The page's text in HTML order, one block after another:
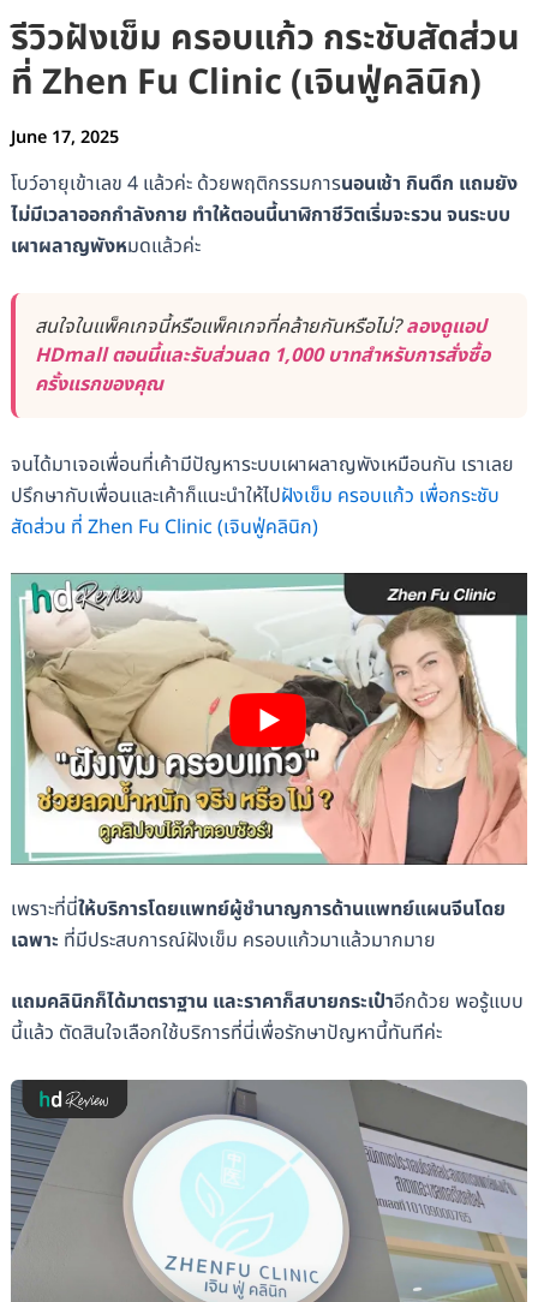
รีวิวฝังเข็ม ครอบแก้ว กระชับสัดส่วน
ที่ Zhen Fu Clinic (​​เจินฟู่คลินิก)
June 17, 2025
โบว์อายุเข้าเลข 4 แล้วค่ะ ด้วยพฤติกรรมการนอนเช้า กินดึก แถมยัง
ไม่มีเวลาออกกำลังกาย ทำให้ตอนนี้นาฬิกาชีวิตเริ่มจะรวน จนระบบ
เผาผลาญพังหมดแล้วค่ะ
สนใจในแพ็คเกจนี้หรือแพ็คเกจที่คล้ายกันหรือไม่?ลองดูแอป
HDmall ตอนนี้และรับส่วนลด 1,000 บาทสำหรับการสั่งซื้อ
ครั้งแรกของคุณ
จนได้มาเจอเพื่อนที่เค้ามีปัญหาระบบเผาผลาญพังเหมือนกัน เราเลย
ปรึกษากับเพื่อนและเค้าก็แนะนำให้ไปฝังเข็ม ครอบแก้ว เพื่อกระชับ
สัดส่วน ที่ Zhen Fu Clinic (​​เจินฟู่คลินิก)
เพราะที่นี่ให้บริการโดยแพทย์ผู้ชำนาญการด้านแพทย์แผนจีนโดย
เฉพาะ ที่มีประสบการณ์ฝังเข็ม ครอบแก้วมาแล้วมากมาย
แถมคลินิกก็ได้มาตราฐาน และราคาก็สบายกระเป๋าอีกด้วย พอรู้แบบ
นี้แล้ว ตัดสินใจเลือกใช้บริการที่นี่เพื่อรักษาปัญหานี้ทันทีค่ะ